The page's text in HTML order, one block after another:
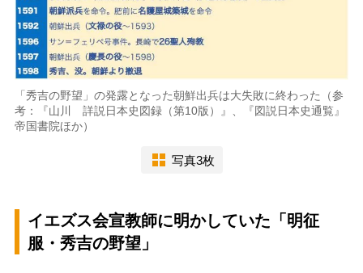
「秀吉の野望」の発露となった朝鮮出兵は大失敗に終わった（参
考：『山川 詳説日本史図録（第10版）』、『図説日本史通覧』
帝国書院ほか）
写真3枚
イエズス会宣教師に明かしていた「明征
服・秀吉の野望」